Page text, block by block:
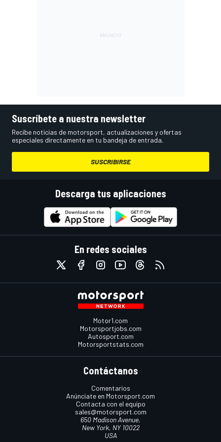
Suscríbete a nuestra newsletter
Recibe noticias de motorsport, actualizaciones y ofertas
especiales directamente en tu bandeja de entrada.
SUSCRIBIRSE
Descarga tus aplicaciones
En redes sociales
Motor1.com
Motorsportjobs.com
Autosport.com
Motorsportstats.com
Contáctanos
Comentarios
Anúnciate en Motorsport.com
Contacta con el equipo
sales@motorsport.com
650 Madison Avenue,
New York, NY 10022
USA